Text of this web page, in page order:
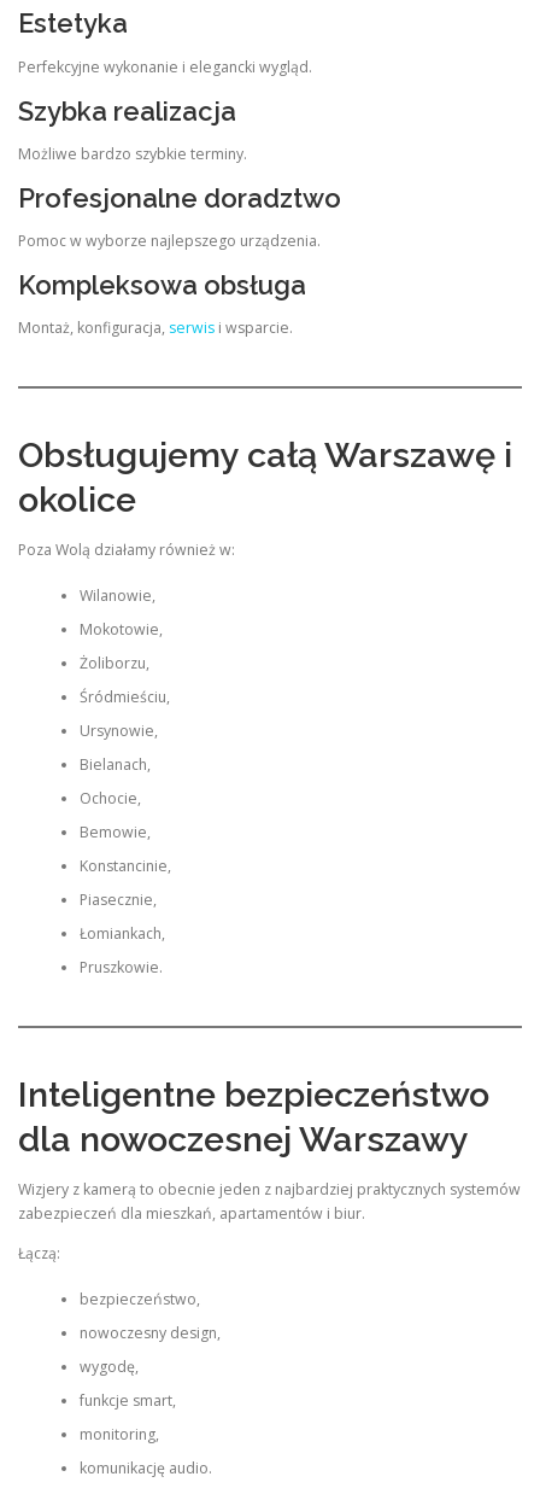
Estetyka
Perfekcyjne wykonanie i elegancki wygląd.
Szybka realizacja
Możliwe bardzo szybkie terminy.
Profesjonalne doradztwo
Pomoc w wyborze najlepszego urządzenia.
Kompleksowa obsługa
Montaż, konfiguracja, serwis i wsparcie.
Obsługujemy całą Warszawę i
okolice
Poza Wolą działamy również w:
Wilanowie,
Mokotowie,
Żoliborzu,
Śródmieściu,
Ursynowie,
Bielanach,
Ochocie,
Bemowie,
Konstancinie,
Piasecznie,
Łomiankach,
Pruszkowie.
Inteligentne bezpieczeństwo
dla nowoczesnej Warszawy
Wizjery z kamerą to obecnie jeden z najbardziej praktycznych systemów
zabezpieczeń dla mieszkań, apartamentów i biur.
Łączą:
bezpieczeństwo,
nowoczesny design,
wygodę,
funkcje smart,
monitoring,
komunikację audio.